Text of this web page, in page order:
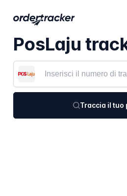
PosLaju
Traccia il tuo